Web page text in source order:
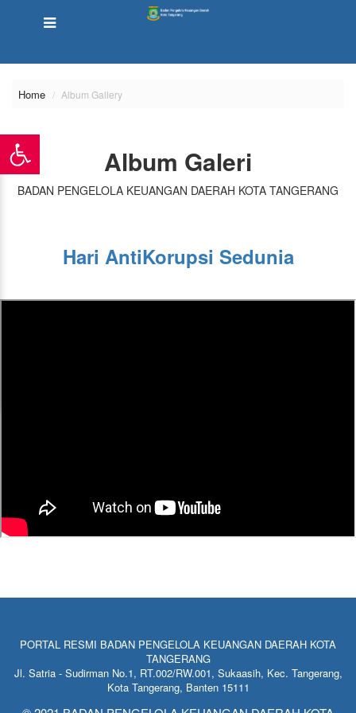
Home Album Gallery
Album Galeri
BADAN PENGELOLA KEUANGAN DAERAH KOTA TANGERANG
Hari AntiKorupsi Sedunia
PORTAL RESMI BADAN PENGELOLA KEUANGAN DAERAH KOTA
TANGERANG
Jl. Satria - Sudirman No.1, RT.002/RW.001, Sukaasih, Kec. Tangerang,
Kota Tangerang, Banten 15111